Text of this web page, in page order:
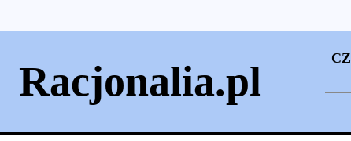
Racjonalia.pl